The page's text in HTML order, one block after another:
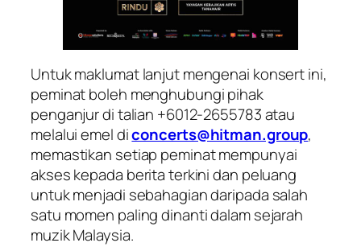
Untuk maklumat lanjut mengenai konsert ini,
peminat boleh menghubungi pihak
penganjur di talian +6012-2655783 atau
melalui emel diconcerts@hitman.group,
memastikan setiap peminat mempunyai
akses kepada berita terkini dan peluang
untuk menjadi sebahagian daripada salah
satu momen paling dinanti dalam sejarah
muzik Malaysia.